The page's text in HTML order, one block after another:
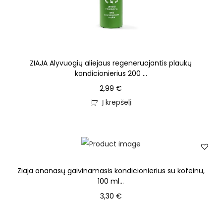
ZIAJA Alyvuogių aliejaus regeneruojantis plaukų
kondicionierius 200 ...
2,99€
Į krepšelį
Ziaja ananasų gaivinamasis kondicionierius su kofeinu,
100 ml...
3,30 €